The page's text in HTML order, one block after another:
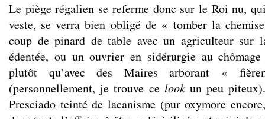
Le piège régalien se referme donc sur le Roi nu,
veste, se verra bien obligé de « tomber la
coup de pinard de table avec un agriculteur sur
édentée, ou un ouvrier en sidérurgie au chômage
plutôt qu’avec des Maires arborant «
(personnellement, je trouve ce look un peu
Presciado teinté de lacanisme (pur oxymore